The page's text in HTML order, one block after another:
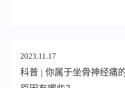
2023.11.17
科普 | 你属于坐骨神经痛